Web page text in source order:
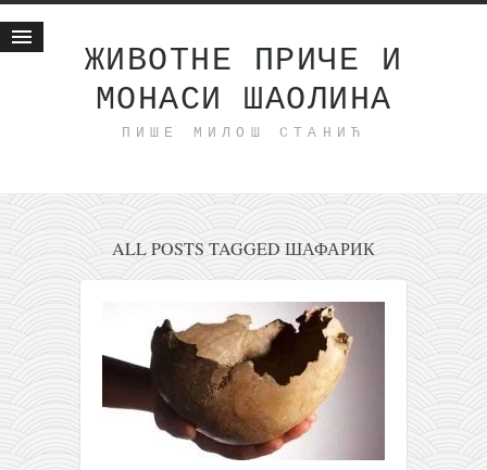
ЖИВОТНЕ ПРИЧЕ И
МОНАСИ ШАОЛИНА
ПИШЕ МИЛОШ СТАНИЋ
Животне приче
интернет пословање
исхраном до здравља
мој хаику
бонус садржај
светлопис
законоправило
духовни отац
ALL POSTS TAGGED ШАФАРИК